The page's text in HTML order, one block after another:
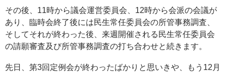
その後、11時から議会運営委員会、12時から会派の会議が
あり、臨時会終了後には民生常任委員会の所管事務調査、
そしてそれが終わった後、来週開催される民生常任委員会
の請願審査及び所管事務調査の打ち合わせと続きます。
先日、第3回定例会が終わったばかりと思いきや、もう12月